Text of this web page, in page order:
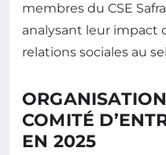
membres du CSE
analysant leur impact
relations sociales au
COMITÉ
EN 2025